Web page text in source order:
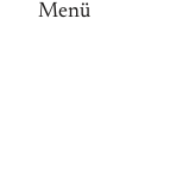
Menü